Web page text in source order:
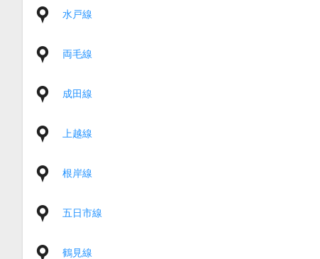
水戸線
両毛線
成田線
上越線
根岸線
五日市線
鶴見線